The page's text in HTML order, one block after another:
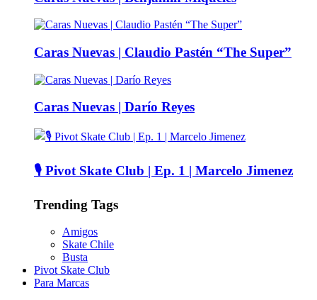
Caras Nuevas | Claudio Pastén “The Super”
Caras Nuevas | Darío Reyes
🎙️ Pivot Skate Club | Ep. 1 | Marcelo Jimenez
Trending Tags
Amigos
Skate Chile
Busta
Pivot Skate Club
Para Marcas